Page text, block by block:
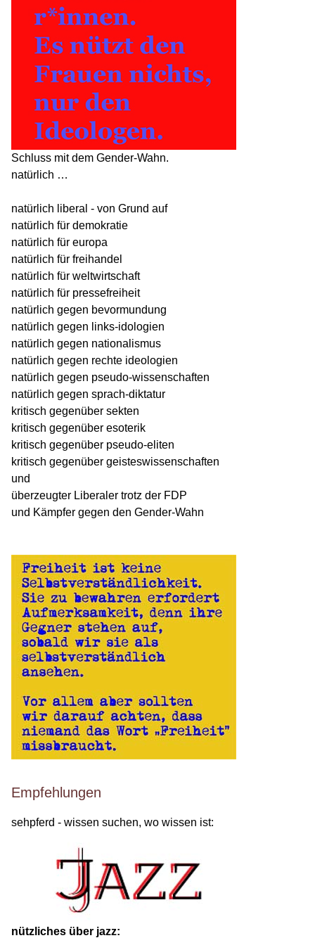
Schluss mit dem Gender-Wahn.
natürlich …
natürlich liberal - von Grund auf
natürlich für demokratie
natürlich für europa
natürlich für freihandel
natürlich für weltwirtschaft
natürlich für pressefreiheit
natürlich gegen bevormundung
natürlich gegen links-idologien
natürlich gegen nationalismus
natürlich gegen rechte ideologien
natürlich gegen pseudo-wissenschaften
natürlich gegen sprach-diktatur
kritisch gegenüber sekten
kritisch gegenüber esoterik
kritisch gegenüber pseudo-eliten
kritisch gegenüber geisteswissenschaften
und
überzeugter Liberaler trotz der FDP
und Kämpfer gegen den Gender-Wahn
Empfehlungen
sehpferd - wissen suchen, wo wissen ist:
nützliches über jazz: